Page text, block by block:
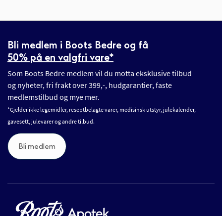
Bli medlem i Boots Bedre og få
50% på en valgfri vare*
Som Boots Bedre medlem vil du motta eksklusive tilbud
og nyheter, fri frakt over 399,-, hudgarantier, faste
medlemstilbud og mye mer.
*Gjelder ikke legemidler, reseptbelagte varer, medisinsk utstyr, julekalender,
gavesett, julevarer og andre tilbud.
Bli medlem